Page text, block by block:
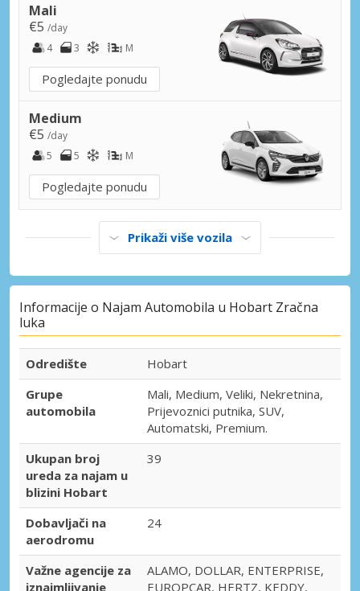
Mali
€5 /day
4
3 M
Pogledajte ponudu
Medium
€5 /day
5
5 M
Pogledajte ponudu
Prikaži više vozila
Informacije o Najam Automobila u Hobart Zračna
luka
Odredište
Hobart
Grupe
automobila
Mali, Medium, Veliki, Nekretnina,
Prijevoznici putnika, SUV,
Automatski, Premium.
Ukupan broj
ureda za najam u
blizini Hobart
39
Dobavljači na
aerodromu
24
Važne agencije za
iznajmljivanje
ALAMO, DOLLAR, ENTERPRISE,
EUROPCAR, HERTZ, KEDDY,